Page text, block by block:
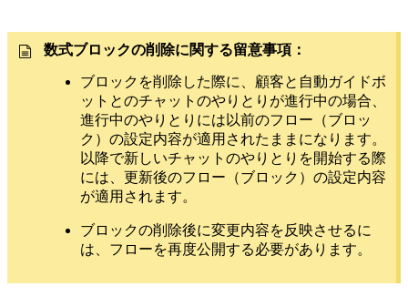
数式ブロックの削除に関する留意事項：
ブロックを削除した際に、顧客と自動ガイドボ
ットとのチャットのやりとりが進行中の場合、
進行中のやりとりには以前のフロー（ブロッ
ク）の設定内容が適用されたままになります。
以降で新しいチャットのやりとりを開始する際
には、更新後のフロー（ブロック）の設定内容
が適用されます。
ブロックの削除後に変更内容を反映させるに
は、フローを再度公開する必要があります。